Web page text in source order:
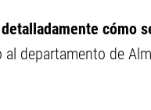
cómo
departamento de